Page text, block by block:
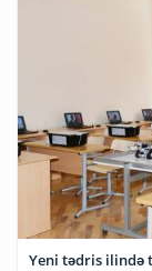
Yeni tədris ilində